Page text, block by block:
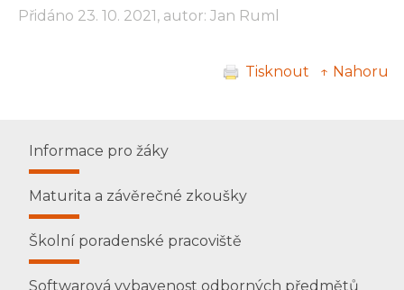
Přidáno 23. 10. 2021, autor: Jan Ruml
Tisknout ↑ Nahoru
Informace pro žáky
Maturita a závěrečné zkoušky
Školní poradenské pracoviště
Softwarová vybavenost odborných předmětů